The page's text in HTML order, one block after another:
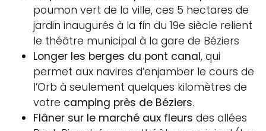
poumon vert de la ville, ces 5 hectares de
jardin inaugurés à la fin du 19e siècle relient
le théâtre municipal à la gare de Béziers
Longer les berges du pont canal, qui
permet aux navires d’enjamber le cours de
l’Orb à seulement quelques kilomètres de
votre camping près de Béziers.
Flâner sur le marché aux fleurs des allées